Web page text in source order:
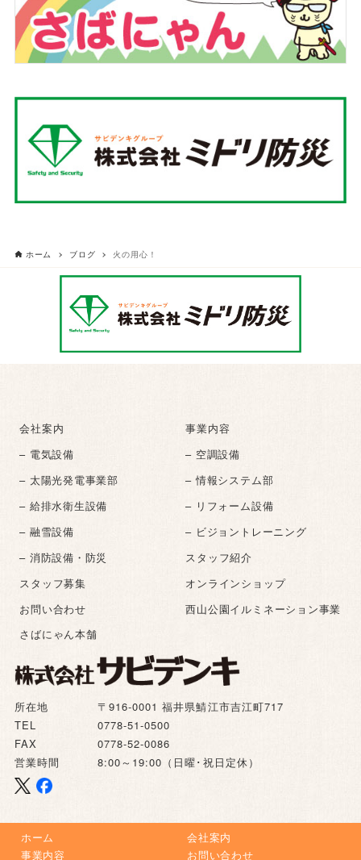
ホーム ブログ 火の用心！
所在地
〒916-0001 福井県鯖江市吉江町717
TEL
0778-51-0500
FAX
0778-52-0086
営業時間
8:00～19:00（日曜･祝日定休）
会社案内
事業内容
– 電気設備
– 空調設備
– 太陽光発電事業部
– 情報システム部
– 給排水衛生設備
– リフォーム設備
– 融雪設備
– ビジョントレーニング
– 消防設備・防災
スタッフ紹介
スタッフ募集
オンラインショップ
お問い合わせ
西山公園イルミネーション事業
さばにゃん本舗
ホーム
会社案内
事業内容
お問い合わせ